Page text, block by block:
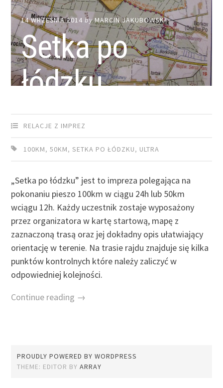
14 WRZEŚNIA 2014 byMARCIN JAKUBOWSKI
Setka po
łódzku
RELACJE Z IMPREZ
100KM,50KM,SETKA PO ŁÓDZKU, ULTRA
„Setka po łódzku” jest to impreza polegająca na
pokonaniu pieszo 100km w ciągu 24h lub 50km
wciągu 12h. Każdy uczestnik zostaje wyposażony
przez organizatora w kartę startową, mapę z
zaznaczoną trasą oraz jej dokładny opis ułatwiający
orientację w terenie. Na trasie rajdu znajduje się kilka
punktów kontrolnych które należy zaliczyć w
odpowiedniej kolejności.
Continue reading →
PROUDLY POWERED BY WORDPRESS
THEME: EDITOR BYARRAY